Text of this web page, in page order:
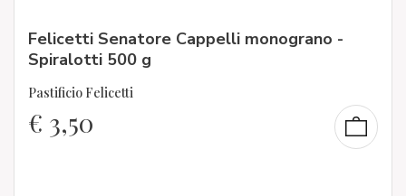
Felicetti Senatore Cappelli monograno -
Spiralotti 500 g
Pastificio Felicetti
€ 3,50